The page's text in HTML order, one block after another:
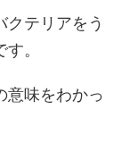
クテリアをう
。
意味をわかっ